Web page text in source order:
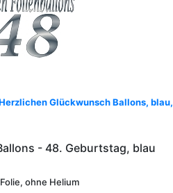
Glückwunsch Ballons, blau,
- 48. Geburtstag, blau
ohne Helium